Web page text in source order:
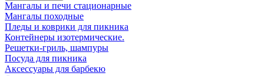
Мангалы и печи стационарные
Мангалы походные
Пледы и коврики для пикника
Контейнеры изотермические.
Решетки-гриль, шампуры
Посуда для пикника
Аксессуары для барбекю